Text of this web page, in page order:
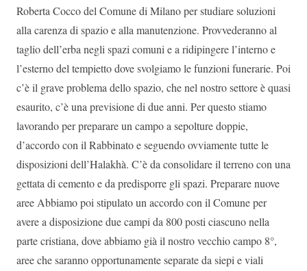
Roberta Cocco del Comune di Milano per studiare soluzioni
alla carenza di spazio e alla manutenzione. Provvederanno al
taglio dell’erba negli spazi comuni e a ridipingere l’interno e
l’esterno del tempietto dove svolgiamo le funzioni funerarie. Poi
c’è il grave problema dello spazio, che nel nostro settore è quasi
esaurito, c’è una previsione di due anni. Per questo stiamo
lavorando per preparare un campo a sepolture doppie,
d’accordo con il Rabbinato e seguendo ovviamente tutte le
disposizioni dell’Halakhà. C’è da consolidare il terreno con una
gettata di cemento e da predisporre gli spazi. Preparare nuove
aree Abbiamo poi stipulato un accordo con il Comune per
avere a disposizione due campi da 800 posti ciascuno nella
parte cristiana, dove abbiamo già il nostro vecchio campo 8°,
aree che saranno opportunamente separate da siepi e viali